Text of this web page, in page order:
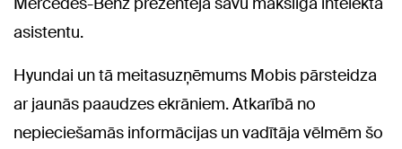
asistentu.
Hyundai un tā meitasuzņēmums Mobis pārsteidza
ar jaunās paaudzes ekrāniem. Atkarībā no
nepieciešamās informācijas un vadītāja vēlmēm šo